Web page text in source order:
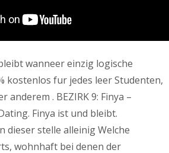
wanneer einzig logische
kostenlos fur jedes leer Studenten,
anderem . BEZIRK 9: Finya –
Finya ist und bleibt.
dieser stelle alleinig Welche
wohnhaft bei denen der